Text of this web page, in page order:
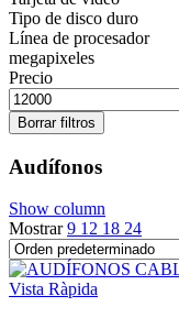
Tipo de disco duro
Línea de procesador
megapixeles
Precio
Borrar filtros
Audífonos
Show column
Mostrar9 12 18 24
Vista Ràpida